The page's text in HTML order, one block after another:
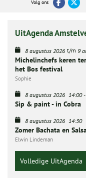
Volg ons
UitAgenda
8 augustus 2026 t/m 9
Michelinchefs keren
het Bos festival
Sophie
8 augustus 2026 14:00-
Sip & paint - in Cobra
8 augustus 2026 14:30
Zomer Bachata en
Elwin Lindeman
Volledige UitAgenda